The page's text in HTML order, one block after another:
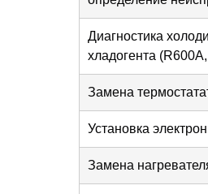
Диагностика
хладогента
Замена
Установка
Замена